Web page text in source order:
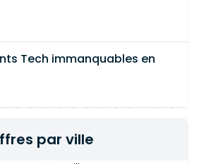
Tech immanquables en
par ville